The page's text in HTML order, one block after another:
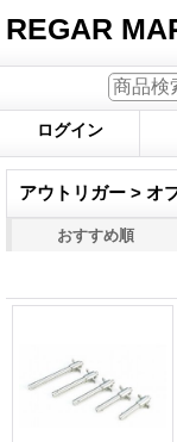
REGAR
ログイン
アウトリガー > オ
おすすめ順